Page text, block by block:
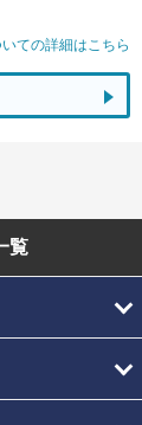
ての詳細はこちら
覧